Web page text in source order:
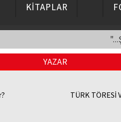
KİTAPLAR
YAZAR
TÜRK TÖRESİ